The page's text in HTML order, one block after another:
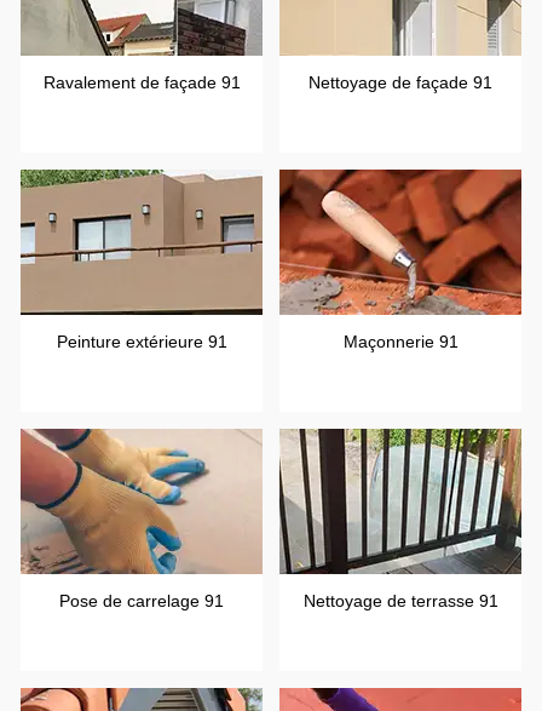
Ravalement de façade 91 Nettoyage de façade 91
Peinture extérieure 91 Maçonnerie 91
Pose de carrelage 91 Nettoyage de terrasse 91